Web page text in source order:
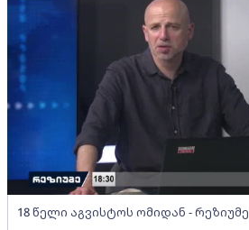
18 წელი აგვისტოს ომიდან - რეზიუმე